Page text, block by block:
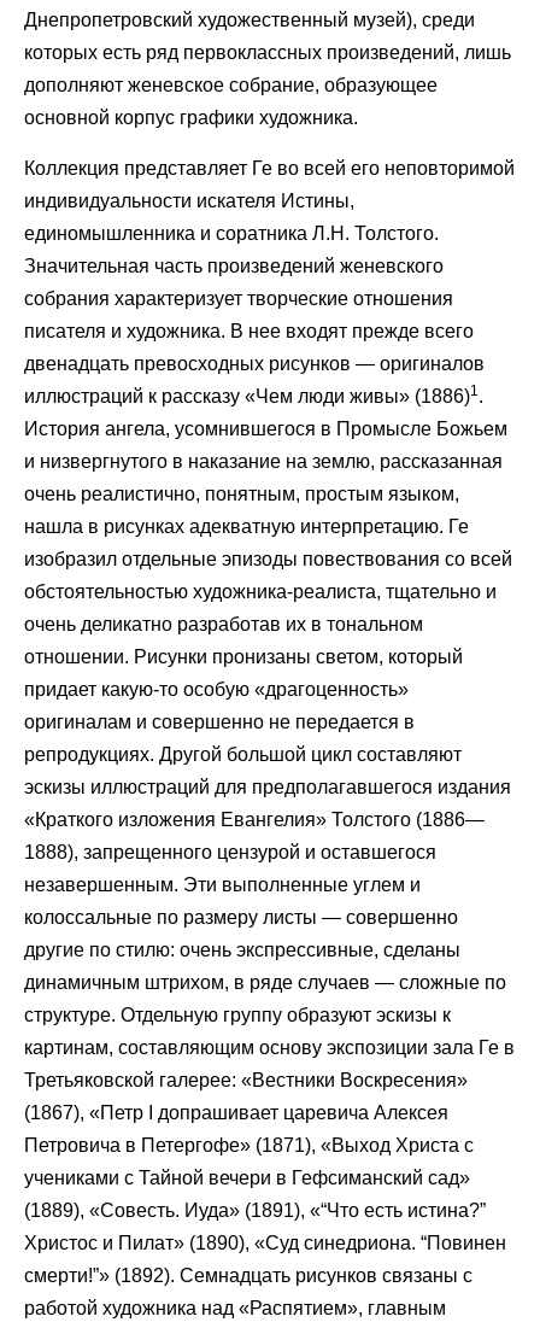
Днепропетровский художественный музей), среди
которых есть ряд первоклассных произведений, лишь
дополняют женевское собрание, образующее
основной корпус графики художника.
Коллекция представляет Ге во всей его неповторимой
индивидуальности искателя Истины,
единомышленника и соратника Л.Н. Толстого.
Значительная часть произведений женевского
собрания характеризует творческие отношения
писателя и художника. В нее входят прежде всего
двенадцать превосходных рисунков — оригиналов
иллюстраций к рассказу «Чем люди живы» (1886)1 .
История ангела, усомнившегося в Промысле Божьем
и низвергнутого в наказание на землю, рассказанная
очень реалистично, понятным, простым языком,
нашла в рисунках адекватную интерпретацию. Ге
изобразил отдельные эпизоды повествования со всей
обстоятельностью художника-реалиста, тщательно и
очень деликатно разработав их в тональном
отношении. Рисунки пронизаны светом, который
придает какую-то особую «драгоценность»
оригиналам и совершенно не передается в
репродукциях. Другой большой цикл составляют
эскизы иллюстраций для предполагавшегося издания
«Краткого изложения Евангелия» Толстого (1886—
1888), запрещенного цензурой и оставшегося
незавершенным. Эти выполненные углем и
колоссальные по размеру листы — совершенно
другие по стилю: очень экспрессивные, сделаны
динамичным штрихом, в ряде случаев — сложные по
структуре. Отдельную группу образуют эскизы к
картинам, составляющим основу экспозиции зала Ге в
Третьяковской галерее: «Вестники Воскресения»
(1867), «Петр I допрашивает царевича Алексея
Петровича в Петергофе» (1871), «Выход Христа с
учениками с Тайной вечери в Гефсиманский сад»
(1889), «Совесть. Иуда» (1891), «“Что есть истина?”
Христос и Пилат» (1890), «Суд синедриона. “Повинен
смерти!”» (1892). Семнадцать рисунков связаны с
работой художника над «Распятием», главным